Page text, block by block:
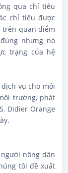
qua chỉ tiêu
chỉ tiêu được
trên quan điểm
nhưng nó
trạng của hệ
vụ cho môi
trường, phát
Didier Orange
nông dân
tôi đề xuất